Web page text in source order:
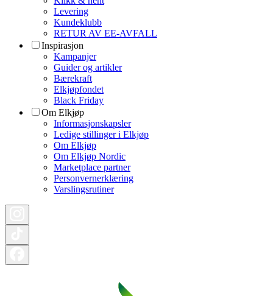
Levering
Kundeklubb
RETUR AV EE-AVFALL
Inspirasjon
Kampanjer
Guider og artikler
Bærekraft
Elkjøpfondet
Black Friday
Om Elkjøp
Informasjonskapsler
Ledige stillinger i Elkjøp
Om Elkjøp
Om Elkjøp Nordic
Marketplace partner
Personvernerklæring
Varslingsrutiner